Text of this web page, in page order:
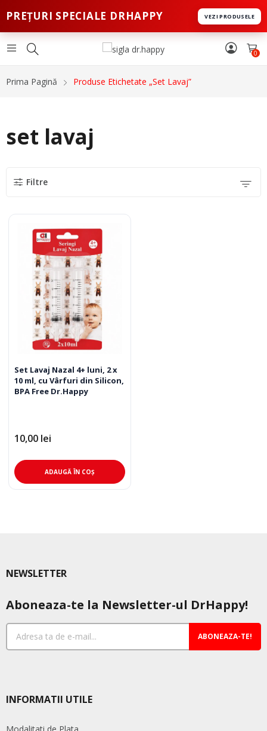
PREȚURI SPECIALE DRHAPPY VEZI PRODUSELE
0
Prima Pagină Produse Etichetate „set Lavaj”
set lavaj
Filtre
Set Lavaj Nazal 4+ luni, 2 x
10 ml, cu Vârfuri din Silicon,
BPA Free Dr.Happy
10,00 lei
ADAUGĂ ÎN COȘ
NEWSLETTER
Aboneaza-te la Newsletter-ul DrHappy!
ABONEAZA-TE!
INFORMATII UTILE
Modalitati de Plata